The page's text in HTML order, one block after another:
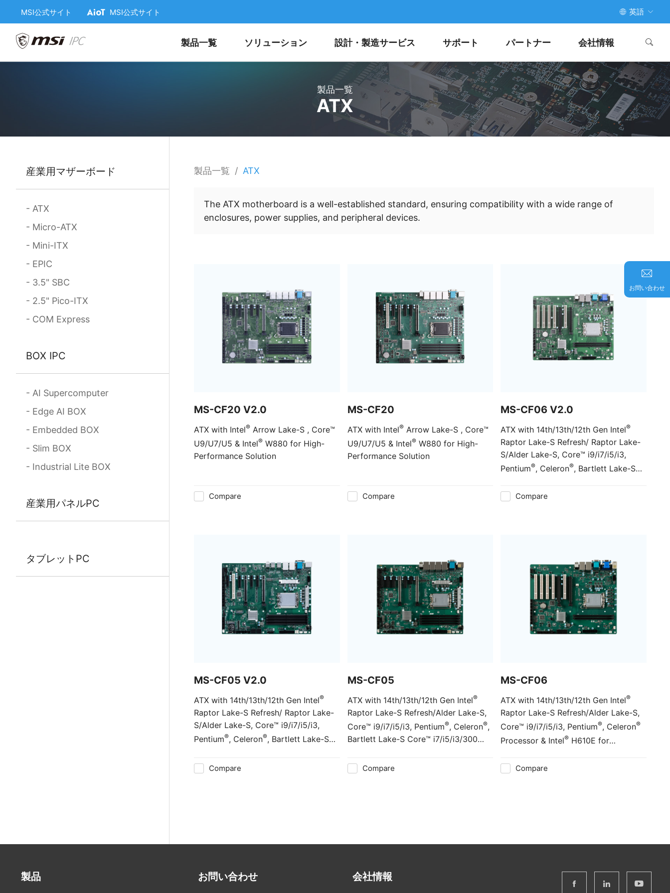
英語
MSI公式サイト MSI公式サイト
製品一覧 ソリューション 設計・製造サービス サポート パートナー 会社情報
製品一覧
ATX
産業用マザーボード
ATX
Micro-ATX
Mini-ITX
EPIC
3.5" SBC
2.5" Pico-ITX
COM Express
BOX IPC
AI Supercomputer
Edge AI BOX
Embedded BOX
Slim BOX
Industrial Lite BOX
産業用パネルPC
タブレットPC
製品一覧 ATX
The ATX motherboard is a well-established standard, ensuring compatibility with a wide range of
enclosures, power supplies, and peripheral devices.
MS-CF20 V2.0
ATX with Intel® Arrow Lake-S , Core™
U9/U7/U5 & Intel® W880 for High-
Performance Solution
Compare
MS-CF20
ATX with Intel®Arrow Lake-S , Core™
U9/U7/U5 & Intel®W880 for High-
Performance Solution
Compare
MS-CF06 V2.0
ATX with 14th/13th/12th Gen Intel®
Raptor Lake-S Refresh/ Raptor Lake-
S/Alder Lake-S, Core™ i9/i7/i5/i3,
Pentium®, Celeron®, Bartlett Lake-S
H610E for Mainstream Solution
Compare
MS-CF05 V2.0
ATX with 14th/13th/12th Gen Intel®
Raptor Lake-S Refresh/ Raptor Lake-
S/Alder Lake-S, Core™ i9/i7/i5/i3,
Pentium®, Celeron®, Bartlett Lake-S
Q670E for High-Performance Solution
Compare
MS-CF05
ATX with 14th/13th/12th Gen Intel®
Raptor Lake-S Refresh/Alder Lake-S,
Core™ i9/i7/i5/i3, Pentium®, Celeron®,
Bartlett Lake-S Core™ i7/i5/i3/300
High-Performance Solution
Compare
MS-CF06
ATX with 14th/13th/12th Gen Intel®
Raptor Lake-S Refresh/Alder Lake-S,
Core™ i9/i7/i5/i3, Pentium®, Celeron®
Processor & Intel® H610E for
Compare
お問い合わせ
製品 お問い合わせ 会社情報